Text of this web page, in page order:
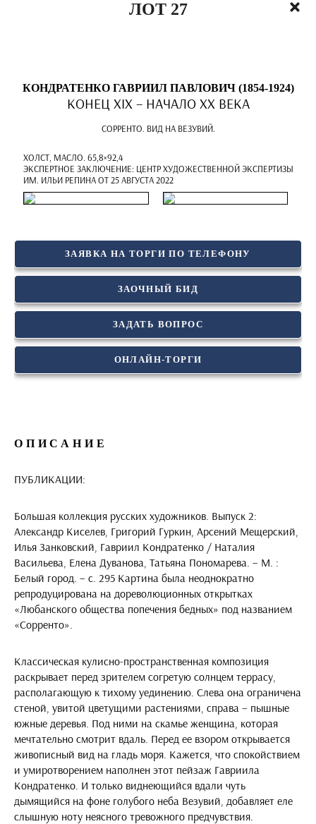
ЛОТ 27
КОНДРАТЕНКО ГАВРИИЛ ПАВЛОВИЧ (1854-1924)
КОНЕЦ XIX – НАЧАЛО ХХ ВЕКА
СОРРЕНТО. ВИД НА ВЕЗУВИЙ.
ХОЛСТ, МАСЛО. 65,8×92,4
ЭКСПЕРТНОЕ ЗАКЛЮЧЕНИЕ: ЦЕНТР ХУДОЖЕСТВЕННОЙ ЭКСПЕРТИЗЫ
ИМ. ИЛЬИ РЕПИНА ОТ 25 АВГУСТА 2022
ЗАЯВКА НА ТОРГИ ПО ТЕЛЕФОНУ
ЗАОЧНЫЙ БИД
ЗАДАТЬ ВОПРОС
ОНЛАЙН-ТОРГИ
ОПИСАНИЕ
ПУБЛИКАЦИИ:
Большая коллекция русских художников. Выпуск 2:
Александр Киселев, Григорий Гуркин, Арсений Мещерский,
Илья Занковский, Гавриил Кондратенко / Наталия
Васильева, Елена Дуванова, Татьяна Пономарева. – М. :
Белый город. – с. 295 Картина была неоднократно
репродуцирована на дореволюционных открытках
«Любанского общества попечения бедных» под названием
«Сорренто».
Классическая кулисно-пространственная композиция
раскрывает перед зрителем согретую солнцем террасу,
располагающую к тихому уединению. Слева она ограничена
стеной, увитой цветущими растениями, справа – пышные
южные деревья. Под ними на скамье женщина, которая
мечтательно смотрит вдаль. Перед ее взором открывается
живописный вид на гладь моря. Кажется, что спокойствием
и умиротворением наполнен этот пейзаж Гавриила
Кондратенко. И только виднеющийся вдали чуть
дымящийся на фоне голубого неба Везувий, добавляет еле
слышную ноту неясного тревожного предчувствия.